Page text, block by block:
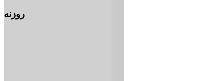
روزنه